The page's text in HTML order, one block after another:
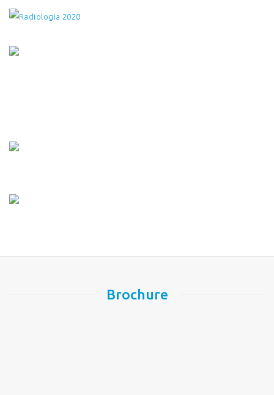
Brochure